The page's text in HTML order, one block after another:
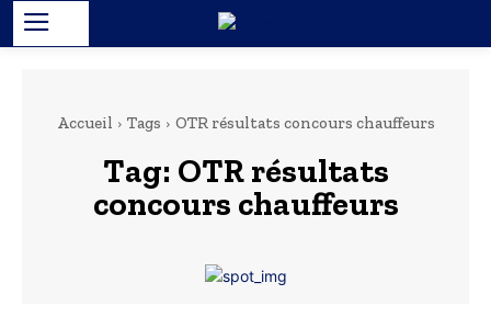
Accueil Tags OTR résultats concours chauffeurs
Tag: OTR résultats
concours chauffeurs